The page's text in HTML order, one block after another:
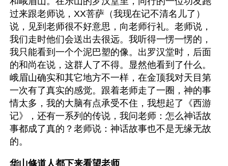
过来跟老师说，XX菩萨（我现在记不清名儿了）
说，见到老师很不好意思，向老师行礼。老师说，
我们走时他们会送出去很远。我听得一愣一愣的，
我只能看到一个个泥巴塑的像。出罗汉堂时，后面
的和尚在说，这群人了不得。显然他看到了什么。
峨眉山确实和其它地方不一样，在金顶我对天目第
一次有了真实的感觉。跟着老师走了一圈，神的事
情太多，我的大脑有点承受不住，我想起了《西游
记》，还有一系列的传说，我问老师：怎么神话故
事都成了真的？老师说：神话故事也不是无缘无故
的。
华山修道人都下来看望老师